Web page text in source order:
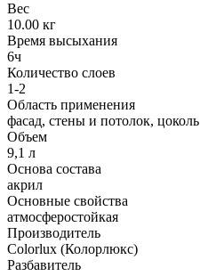
Вес
10.00 кг
Время высыхания
6ч
Количество слоев
1-2
Область применения
фасад, стены и потолок, цоколь
Объем
9,1 л
Основа состава
акрил
Основные свойства
атмосферостойкая
Производитель
Colorlux (Колорлюкс)
Разбавитель